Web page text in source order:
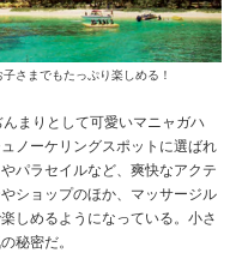
さまでもたっぷり楽しめる！
まりとして可愛いマニャガハ
ノーケリングスポットに選ばれ
パラセイルなど、爽快なアクテ
ショップのほか、マッサージル
しめるようになっている。小さ
秘密だ。